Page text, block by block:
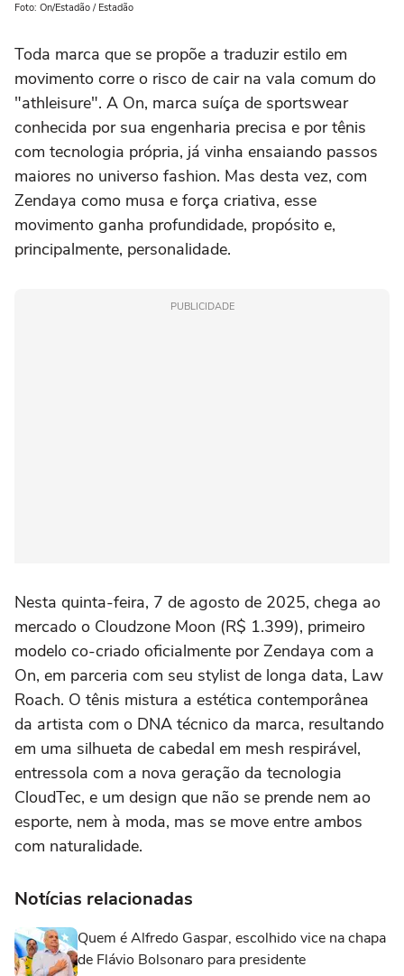
Foto: On/Estadão / Estadão
Toda marca que se propõe a traduzir estilo em
movimento corre o risco de cair na vala comum do
"athleisure". A On, marca suíça de sportswear
conhecida por sua engenharia precisa e por tênis
com tecnologia própria, já vinha ensaiando passos
maiores no universo fashion. Mas desta vez, com
Zendaya como musa e força criativa, esse
movimento ganha profundidade, propósito e,
principalmente, personalidade.
PUBLICIDADE
Nesta quinta-feira, 7 de agosto de 2025, chega ao
mercado o Cloudzone Moon (R$ 1.399), primeiro
modelo co-criado oficialmente por Zendaya com a
On, em parceria com seu stylist de longa data, Law
Roach. O tênis mistura a estética contemporânea
da artista com o DNA técnico da marca, resultando
em uma silhueta de cabedal em mesh respirável,
entressola com a nova geração da tecnologia
CloudTec, e um design que não se prende nem ao
esporte, nem à moda, mas se move entre ambos
com naturalidade.
Notícias relacionadas
Quem é Alfredo Gaspar, escolhido vice na chapa
de Flávio Bolsonaro para presidente